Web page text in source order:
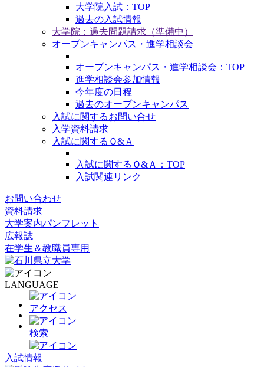
大学院入試：TOP
過去の入試情報
大学院：過去問題請求（準備中）
オープンキャンパス・進学相談会
オープンキャンパス・進学相談会：TOP
進学相談会参加情報
今年度の日程
過去のオープンキャンパス
入試に関するお問い合せ
入学資料請求
入試に関するＱ&Ａ
入試に関するＱ&Ａ：TOP
入試関連リンク
お問い合わせ
資料請求
大学案内パンフレット
広報誌
在学生＆教職員専用
LANGUAGE
アクセス
検索
入試情報